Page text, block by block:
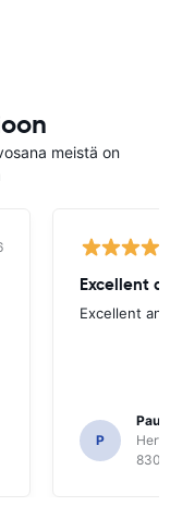
meistä on
Excellent
Excellent
P
Paul
8300